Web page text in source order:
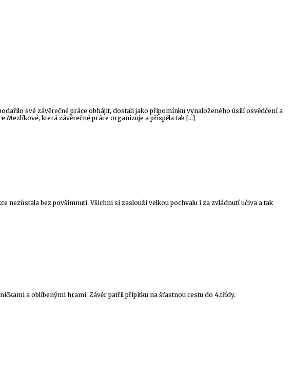
své závěrečné práce obhájit, dostali jako připomínku vynaloženého úsilí osvědčení a
Mezlíkové, která závěrečné práce organizuje a přispěla tak […]
nezůstala bez povšimnutí. Všichni si zaslouží velkou pochvalu i za zvládnutí učiva a tak
a oblíbenými hrami. Závěr patřil přípitku na šťastnou cestu do 4.třídy.